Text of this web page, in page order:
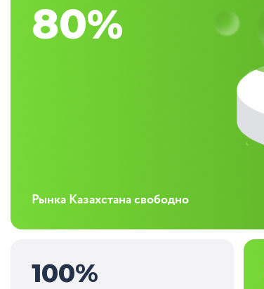
80%
Рынка Казахстана свободно
100%